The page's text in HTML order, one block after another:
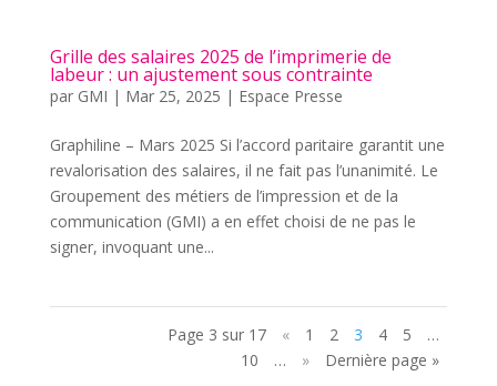
Grille des salaires 2025 de l’imprimerie de
labeur : un ajustement sous contrainte
par GMI | Mar 25, 2025 | Espace Presse
Graphiline – Mars 2025 Si l’accord paritaire garantit une
revalorisation des salaires, il ne fait pas l’unanimité. Le
Groupement des métiers de l’impression et de la
communication (GMI) a en effet choisi de ne pas le
signer, invoquant une...
Page 3 sur 17 « 1 2 3 4 5
…
10
… » Dernière page »